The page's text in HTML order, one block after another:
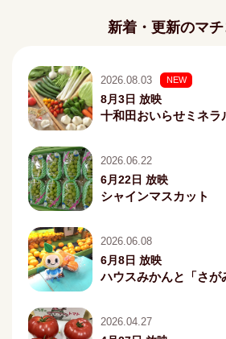
新着・更新のマチ
2026.08.03 NEW
8月3日 放映
十和田おいらせミネラ
2026.06.22
6月22日 放映
シャインマスカット
2026.06.08
6月8日 放映
ハウスみかんと「さが
2026.04.27